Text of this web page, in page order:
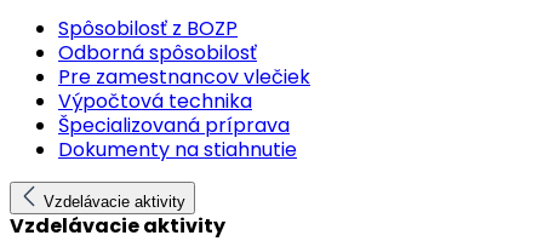
Spôsobilosť z BOZP
Odborná spôsobilosť
Pre zamestnancov vlečiek
Výpočtová technika
Špecializovaná príprava
Dokumenty na stiahnutie
Vzdelávacie aktivity
Vzdelávacie aktivity